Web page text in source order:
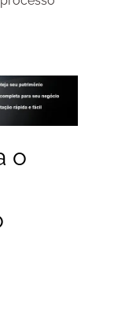
o